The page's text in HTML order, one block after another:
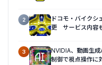
2
ドコモ・バイクシ
更 サービス内容
3
NVIDIA、動画生
制御で視点操作に